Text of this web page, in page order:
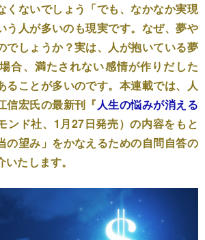
くないでしょう「でも、なかなか実現
人が多いのも現実です。なぜ、夢や
でしょうか？実は、人が抱いている夢
合、満たされない感情が作りだした
ることが多いのです。本連載では、人
信宏氏の最新刊『人生の悩みが消える
ンド社、1月27日発売）の内容をもと
の望み」をかなえるための自問自答の
たします。